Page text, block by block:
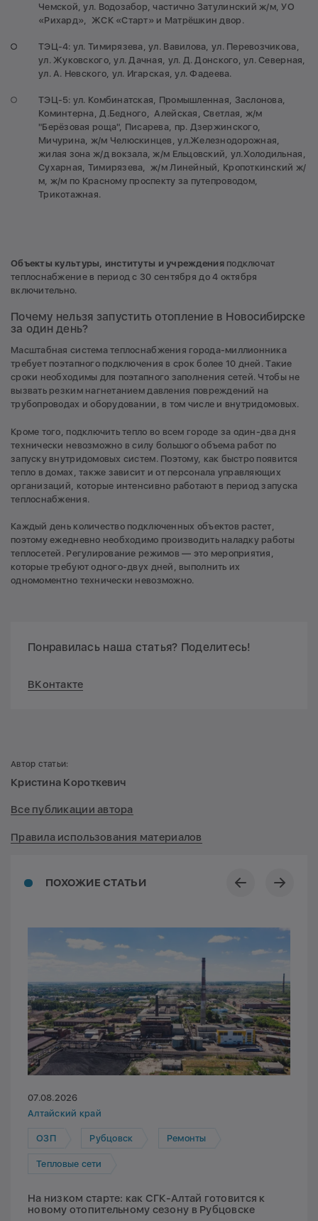
Чемской, ул. Водозабор, частично Затулинский ж/м, УО
«Рихард», ЖСК «Старт» и Матрёшкин двор.
ТЭЦ-4: ул. Тимирязева, ул. Вавилова, ул. Перевозчикова,
ул. Жуковского, ул. Дачная, ул. Д. Донского, ул. Северная,
ул. А. Невского, ул. Игарская, ул. Фадеева.
ТЭЦ-5: ул. Комбинатская, Промышленная, Заслонова,
Коминтерна, Д.Бедного, Алейская, Светлая, ж/м
"Берёзовая роща", Писарева, пр. Дзержинского,
Мичурина, ж/м Челюскинцев, ул.Железнодорожная,
жилая зона ж/д вокзала, ж/м Ельцовский, ул.Холодильная,
Сухарная, Тимирязева, ж/м Линейный, Кропоткинский ж/
м, ж/м по Красному проспекту за путепроводом,
Трикотажная.
Объекты культуры, институты и учрежденияподключат
теплоснабжение в период с 30 сентября до 4 октября
включительно.
Почему нельзя запустить отопление в Новосибирске
за один день?
Масштабная система теплоснабжения города-миллионника
требует поэтапного подключения в срок более 10 дней. Такие
сроки необходимы для поэтапного заполнения сетей. Чтобы не
вызвать резким нагнетанием давления повреждений на
трубопроводах и оборудовании, в том числе и внутридомовых.
Кроме того, подключить тепло во всем городе за один-два дня
технически невозможно в силу большого объема работ по
запуску внутридомовых систем. Поэтому, как быстро появится
тепло в домах, также зависит и от персонала управляющих
организаций, которые интенсивно работают в период запуска
теплоснабжения.
Каждый день количество подключенных объектов растет,
поэтому ежедневно необходимо производить наладку работы
теплосетей. Регулирование режимов — это мероприятия,
которые требуют одного-двух дней, выполнить их
одномоментно технически невозможно.
Понравилась наша статья? Поделитесь!
ВКонтакте
ПОХОЖИЕ СТАТЬИ
07.08.2026
Алтайский край
ОЗП Рубцовск Ремонты
Тепловые сети
На низком старте: как СГК-Алтай готовится к
новому отопительному сезону в Рубцовске
Автор статьи:
Кристина Короткевич
Все публикации автора
Правила использования материалов